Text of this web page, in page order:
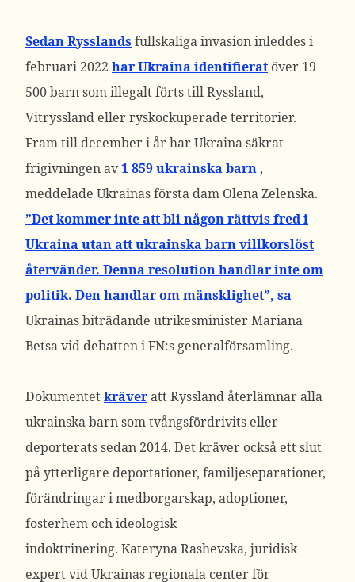
Sedan Rysslandsfullskaliga invasion inleddes i
februari 2022 har Ukraina identifieratöver 19
500 barn som illegalt förts till Ryssland,
Vitryssland eller ryskockuperade territorier.
Fram till december i år har Ukraina säkrat
frigivningen av1 859 ukrainska barn ,
meddelade Ukrainas första dam Olena Zelenska.
”Det kommer inte att bli någon rättvis fred i
Ukraina utan att ukrainska barn villkorslöst
återvänder. Denna resolution handlar inte om
politik. Den handlar om mänsklighet”, sa
Ukrainasbiträdande utrikesminister Mariana
Betsa vid debatten i FN:s generalförsamling.
Dokumentetkräveratt Ryssland återlämnar alla
ukrainska barn som tvångsfördrivits eller
deporterats sedan 2014. Det kräver också ett slut
på ytterligare deportationer, familjeseparationer,
förändringar i medborgarskap, adoptioner,
fosterhem och ideologisk
indoktrinering. Kateryna Rashevska, juridisk
expert vid Ukrainas regionala center för